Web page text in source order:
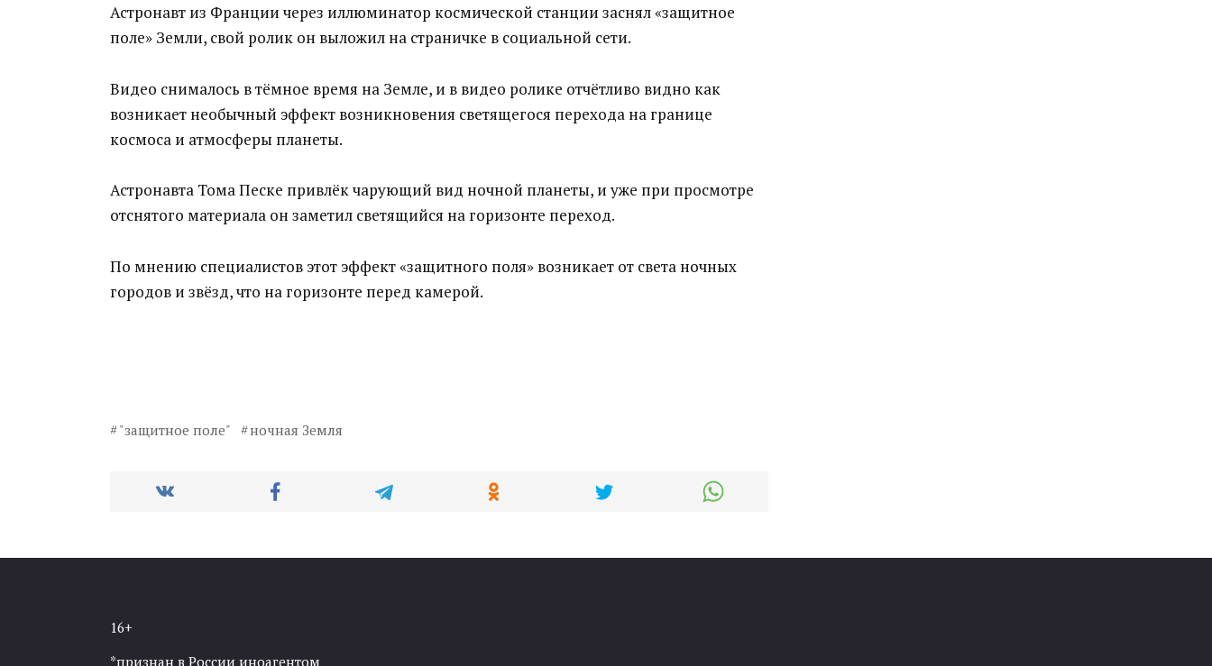
Астронавт из Франции через иллюминатор космической станции заснял «защитное
поле» Земли, свой ролик он выложил на страничке в социальной сети.
Видео снималось в тёмное время на Земле, и в видео ролике отчётливо видно как
возникает необычный эффект возникновения светящегося перехода на границе
космоса и атмосферы планеты.
Астронавта Тома Песке привлёк чарующий вид ночной планеты, и уже при просмотре
отснятого материала он заметил светящийся на горизонте переход.
По мнению специалистов этот эффект «защитного поля» возникает от света ночных
городов и звёзд, что на горизонте перед камерой.
"защитное поле" ночная Земля
16+
*признан в России иноагентом